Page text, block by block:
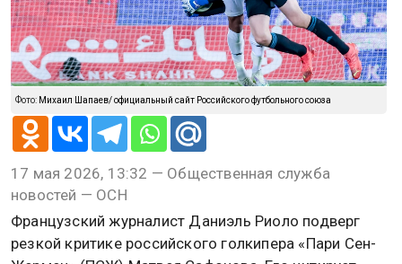
Фото: Михаил Шапаев/ официальный сайт Российского футбольного союза
17 мая 2026, 13:32 — Общественная служба
новостей — ОСН
Французский журналист Даниэль Риоло подверг
резкой критике российского голкипера «Пари Сен-